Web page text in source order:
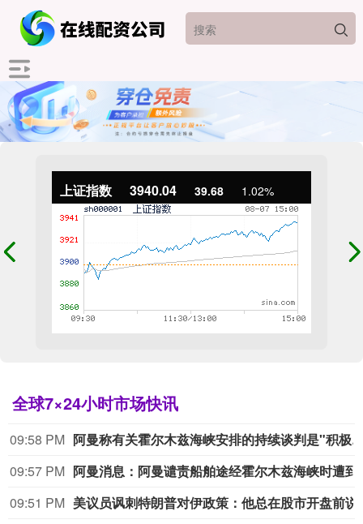
上证指数 3940.04 39.68 1.02%
全球7×24小时市场快讯
09:58 PM
阿曼称有关霍尔木兹海峡安排的持续谈
09:57 PM
09:51 PM